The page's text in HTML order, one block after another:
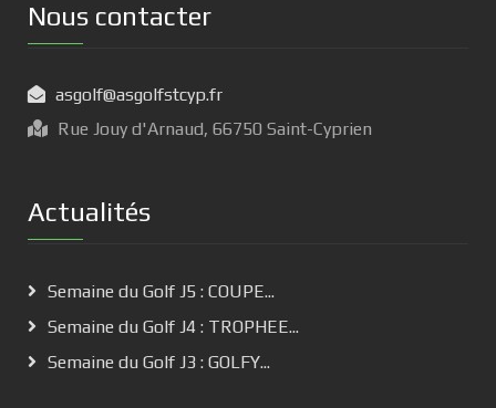
Nous contacter
asgolf@asgolfstcyp.fr
Rue Jouy d'Arnaud, 66750 Saint-Cyprien
Actualités
Semaine du Golf J5 : COUPE...
Semaine du Golf J4 : TROPHEE...
Semaine du Golf J3 : GOLFY...